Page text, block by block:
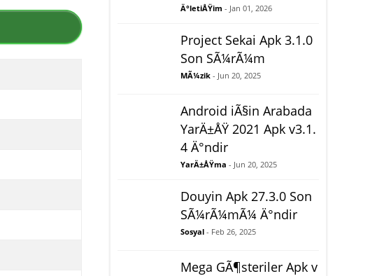
Ä°letiÅŸim - Jan 01, 2026
Project Sekai Apk 3.1.0
Son SÃ¼rÃ¼m
MÃ¼zik - Jun 20, 2025
Android iÃ§in Arabada
YarÄ±ÅŸ 2021 Apk v3.1.
4 Ä°ndir
YarÄ±ÅŸma - Jun 20, 2025
Douyin Apk 27.3.0 Son
SÃ¼rÃ¼mÃ¼ Ä°ndir
Sosyal - Feb 26, 2025
Mega GÃ¶steriler Apk v